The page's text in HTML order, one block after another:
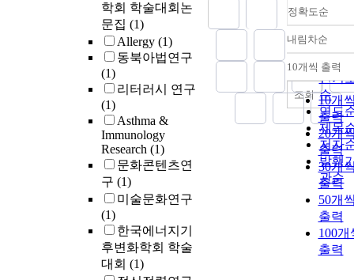
학회 학술대회논
문집 (1)
Allergy (1)
동북아법연구
(1)
리터러시 연구
(1)
Asthma &
Immunology
Research (1)
문화콘텐츠연
구 (1)
미술문화연구
(1)
한국에너지기
후변화학회 학술
대회 (1)
and the
of 'finding the
possibility of
addition, this
paper
view this
as a process by
which Chang-
dong Lee
thought about
the 'boundary'
Korean
정확도순
정확
순
인기
순
연도
제목
저자
발행
관순
내림차순
내림
10개씩 출력
10개
출력
20개
출력
30개
출력
50개
출력
100개
출력
조회